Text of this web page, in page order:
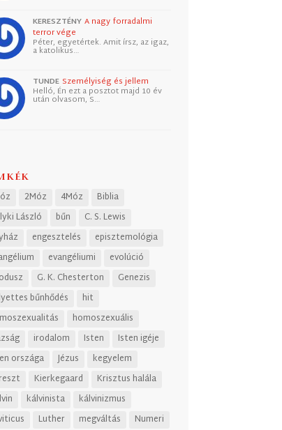
KERESZTÉNY A nagy forradalmi
terror vége
Péter, egyetértek. Amit írsz, az igaz,
a katolikus…
TUNDE Személyiség és jellem
Helló, Én ezt a posztot majd 10 év
után olvasom, S…
2Móz 4Móz
Biblia
László
bűn
C. S. Lewis
engesztelés
episztemológia
evangéliumi
evolúció
G. K. Chesterton
Genezis
bűnhődés
hit
homoszexuális
irodalom Isten
Isten igéje
országa
Jézus
kegyelem
Kierkegaard
Krisztus halála
kálvinista
kálvinizmus
Luther megváltás Numeri